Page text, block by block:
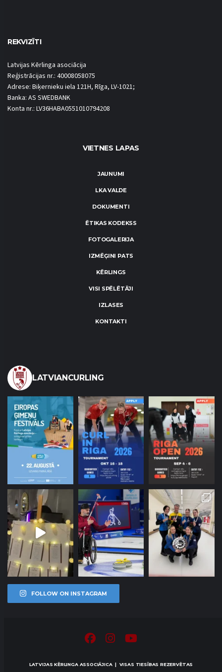
REKVIZĪTI
Latvijas Kērlinga asociācija
Reģistrācijas nr.: 40008058075
Adrese: Biķernieku iela 121H, Rīga, LV-1021;
Banka: AS SWEDBANK
Konta nr.: LV36HABA0551010794208
VIETNES LAPAS
JAUNUMI
LKA VALDE
DOKUMENTI
ĒTIKAS KODEKSS
FOTOGALERIJA
IZMĒĢINI PATS
KĒRLINGS
VISI SPĒLĒTĀJI
IZLASES
KONTAKTI
LATVIANCURLING
FOLLOW ON INSTAGRAM
LATVIJAS KĒRLINGA ASSOCIĀJICA | VISAS TIESĪBAS REZERVĒTAS